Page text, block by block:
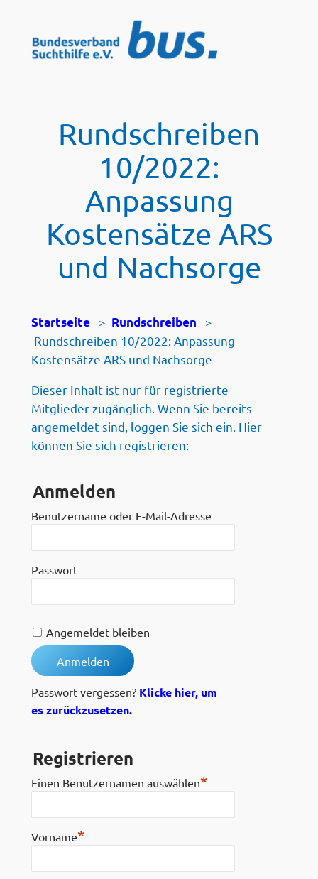
springen
Rundschreiben
10/2022:
Anpassung
Kostensätze ARS
und Nachsorge
Startseite> Rundschreiben >
Rundschreiben 10/2022: Anpassung
Kostensätze ARS und Nachsorge
Dieser Inhalt ist nur für registrierte
Mitglieder zugänglich. Wenn Sie bereits
angemeldet sind, loggen Sie sich ein. Hier
können Sie sich registrieren:
Anmelden
Benutzername oder E-Mail-Adresse
Passwort
Angemeldet bleiben
Passwort vergessen? Klicke hier, um
es zurückzusetzen.
Registrieren
Einen Benutzernamen auswählen*
Vorname*